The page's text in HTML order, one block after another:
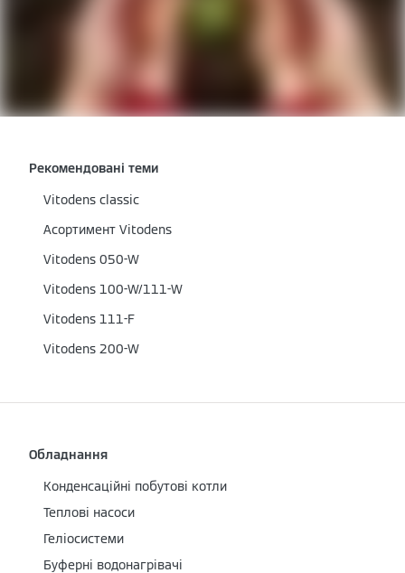
Рекомендовані теми
Vitodens classic
Асортимент Vitodens
Vitodens 050-W
Vitodens 100-W/111-W
Vitodens 111-F
Vitodens 200-W
Обладнання
Конденсаційні побутові котли
Теплові насоси
Геліосистеми
Буферні водонагрівачі